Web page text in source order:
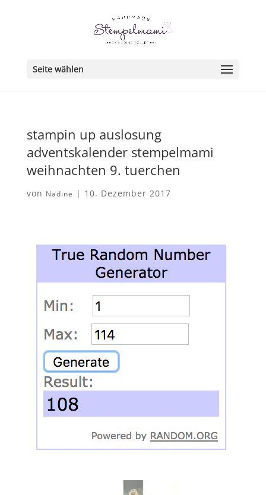
Seite wählen
stampin up auslosung
adventskalender stempelmami
weihnachten 9. tuerchen
von Nadine | 10. Dezember 2017